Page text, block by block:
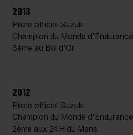
2013
Pilote officiel Suzuki
Champion du Monde d'Endurance
3ème au Bol d'Or
2012
Pilote officiel Suzuki
Champion du Monde d'Endurance
2ème aux 24H du Mans